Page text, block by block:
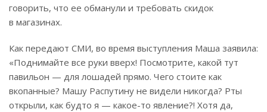
говорить, что ее обманули и требовать скидок
в магазинах.
Как передают СМИ, во время выступления Маша заявила:
«Поднимайте все руки вверх! Посмотрите, какой тут
павильон — для лошадей прямо. Чего стоите как
вкопанные? Машу Распутину не видели никогда? Рты
открыли, как будто я — какое-то явление?! Хотя да,